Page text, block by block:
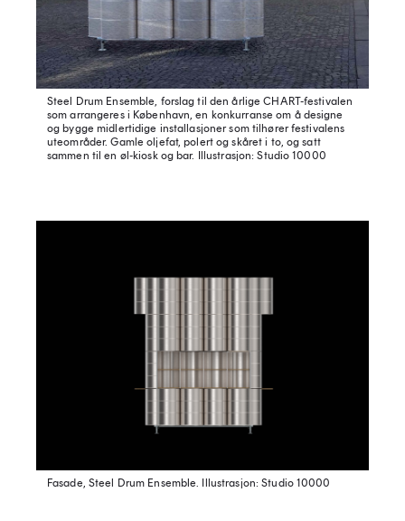
Steel Drum Ensemble, forslag til den årlige CHART-festivalen
som arrangeres i København, en konkurranse om å designe
og bygge midlertidige installasjoner som tilhører festivalens
uteområder. Gamle oljefat, polert og skåret i to, og satt
sammen til en øl-kiosk og bar.
Illustrasjon: Studio 10000
Fasade, Steel Drum Ensemble. Illustrasjon: Studio 10000